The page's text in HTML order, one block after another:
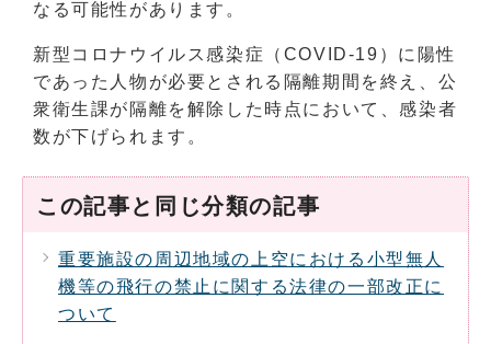
なる可能性があります。
新型コロナウイルス感染症（COVID-19）に陽性
であった人物が必要とされる隔離期間を終え、公
衆衛生課が隔離を解除した時点において、感染者
数が下げられます。
この記事と同じ分類の記事
重要施設の周辺地域の上空における小型無人
機等の飛行の禁止に関する法律の一部改正に
ついて